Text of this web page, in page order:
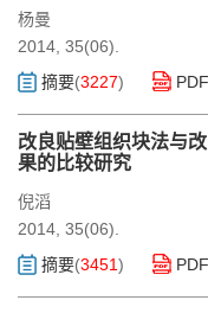
杨曼
2014, 35(06).
摘要(3227) PDF
改良贴壁组织块法与
果的比较研究
倪滔
2014, 35(06).
摘要(3451) PDF